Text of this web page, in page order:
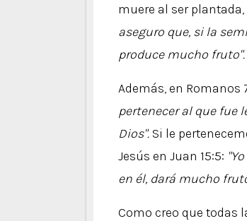
muere al ser
aseguro que, si la
produce mucho fruto".
Además, en Romanos
pertenecer al que fue
Dios". Si le
Jesús en Juan 15:5:
en él, dará mucho
Como creo que todas